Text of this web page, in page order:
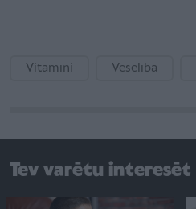
Vitamīni Veselība
Tev varētu interesēt